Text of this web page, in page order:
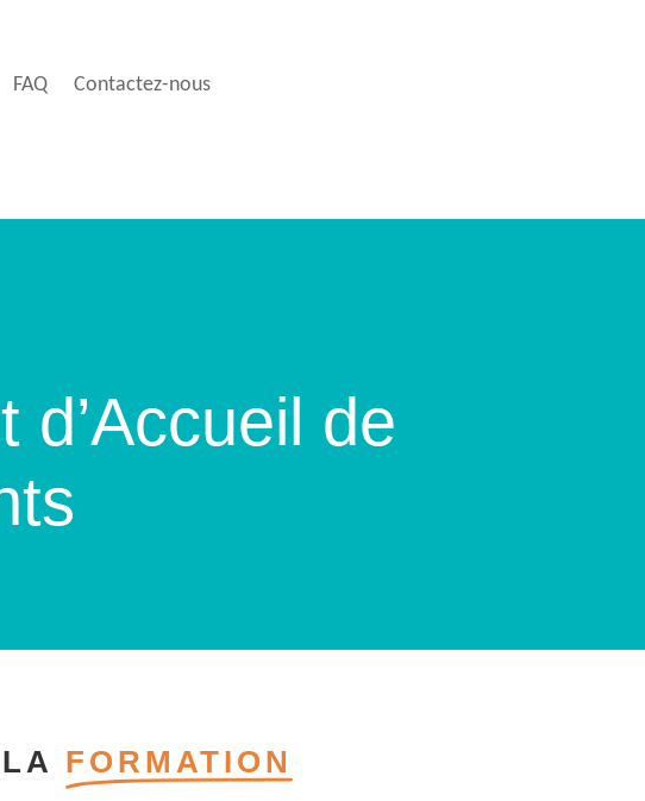
FAQ Contactez-nous
d’Accueil de
FORMATION